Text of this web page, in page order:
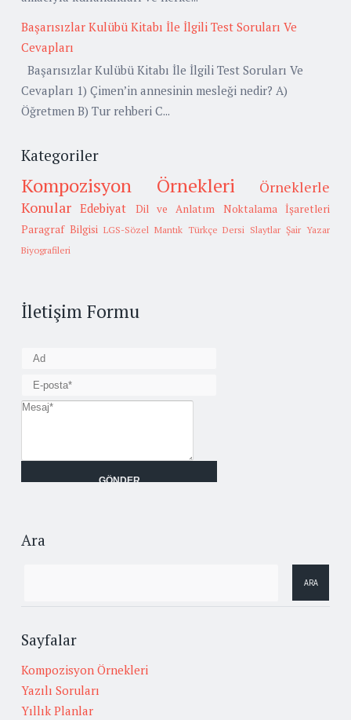
Başarısızlar Kulübü Kitabı İle İlgili Test Soruları Ve
Cevapları
Başarısızlar Kulübü Kitabı İle İlgili Test Soruları Ve
Cevapları 1) Çimen’in annesinin mesleği nedir? A)
Öğretmen B) Tur rehberi C...
Kategoriler
Kompozisyon Örnekleri
Örneklerle
Konular Edebiyat Dil ve Anlatım
Noktalama İşaretleri
Paragraf Bilgisi LGS-Sözel Mantık Türkçe Dersi Slaytlar Şair Yazar
Biyografileri
İletişim Formu
Ara
Sayfalar
Kompozisyon Örnekleri
Yazılı Soruları
Yıllık Planlar